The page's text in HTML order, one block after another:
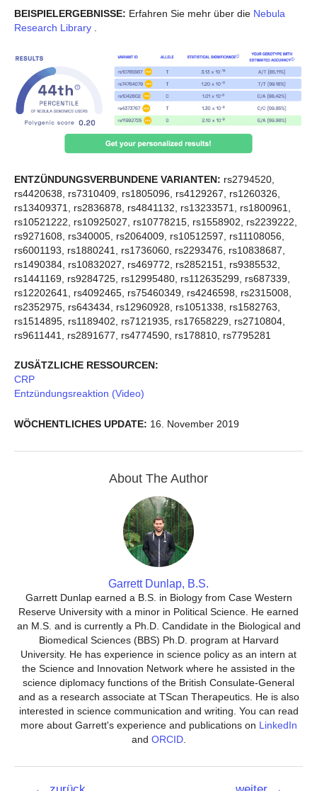
BEISPIELERGEBNISSE: Erfahren Sie mehr über die Nebula
Research Library
ENTZÜNDUNGSVERBUNDENE VARIANTEN: rs2794520,
rs4420638, rs7310409, rs1805096, rs4129267, rs1260326,
rs13409371, rs2836878, rs4841132, rs13233571, rs1800961,
rs10521222, rs10925027, rs10778215, rs1558902, rs2239222,
rs9271608, rs340005, rs2064009, rs10512597, rs11108056,
rs6001193, rs1880241, rs1736060, rs2293476, rs10838687,
rs1490384, rs10832027, rs469772, rs2852151, rs9385532,
rs1441169, rs9284725, rs12995480, rs112635299, rs687339,
rs12202641, rs4092465, rs75460349, rs4246598, rs2315008,
rs2352975, rs643434, rs12960928, rs1051338, rs1582763,
rs1514895, rs1189402, rs7121935, rs17658229, rs2710804,
rs9611441, rs2891677, rs4774590, rs178810, rs7795281
ZUSÄTZLICHE RESSOURCEN:
CRP
Entzündungsreaktion (Video)
WÖCHENTLICHES UPDATE: 16. November 2019
About The Author
Garrett Dunlap, B.S.
Garrett Dunlap earned a B.S. in Biology from Case Western
Reserve University with a minor in Political Science. He earned
an M.S. and is currently a Ph.D. Candidate in the Biological and
Biomedical Sciences (BBS) Ph.D. program at Harvard
University. He has experience in science policy as an intern at
the Science and Innovation Network where he assisted in the
science diplomacy functions of the British Consulate-General
and as a research associate at TScan Therapeutics. He is also
interested in science communication and writing. You can read
more about Garrett's experience and publications on LinkedIn
and ORCID.
Beitrags-